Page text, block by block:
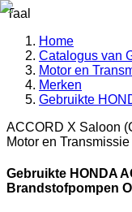
Taal
Home
Catalogus van
Motor en
Merken
Gebruikte
ACCORD X Saloon
Motor en Transmissie
Gebruikte HONDA
Brandstofpompen